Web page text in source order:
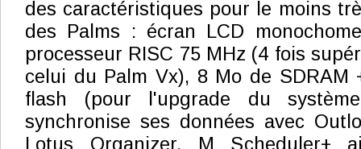
des caractéristiques pour le moins
des Palms : écran LCD
processeur RISC 75 MHz (4 fois
celui du Palm Vx), 8 Mo de SDRAM
flash (pour l'upgrade du
synchronise ses données avec
Lotus Organizer, M Scheduler+